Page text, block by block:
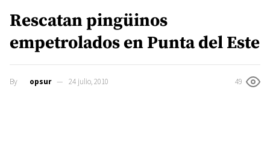
Rescatan pingüinos
empetrolados en Punta del Este
By opsur 24 julio, 2010 49